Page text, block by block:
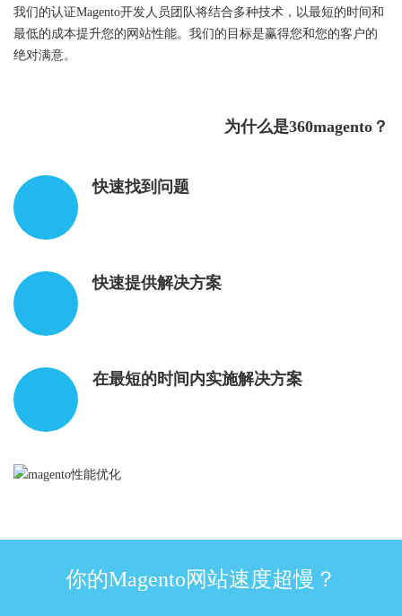
我们的认证Magento开发人员团队将结合多种技术，以最短的时间和
最低的成本提升您的网站性能。我们的目标是赢得您和您的客户的
绝对满意。
为什么是360magento？
快速找到问题
快速提供解决方案
在最短的时间内实施解决方案
你的Magento网站速度超慢？